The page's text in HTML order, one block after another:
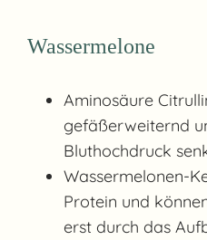
Wassermelone
Aminosäure
gefäßerweiternd
Bluthochdruck
Wassermelonen-
Protein und
erst durch das